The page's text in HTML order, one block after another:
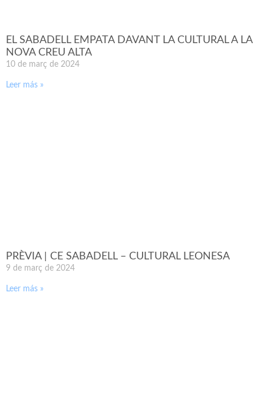
EL SABADELL EMPATA DAVANT LA CULTURAL A LA
NOVA CREU ALTA
10 de març de 2024
Leer más »
PRÈVIA | CE SABADELL – CULTURAL LEONESA
9 de març de 2024
Leer más »